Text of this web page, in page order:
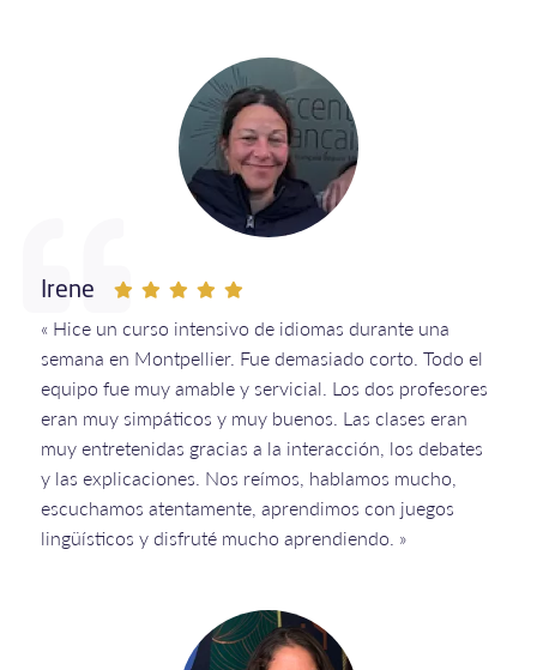
Irene
« Hice un curso intensivo de idiomas durante una
semana en Montpellier. Fue demasiado corto. Todo el
equipo fue muy amable y servicial. Los dos profesores
eran muy simpáticos y muy buenos. Las clases eran
muy entretenidas gracias a la interacción, los debates
y las explicaciones. Nos reímos, hablamos mucho,
escuchamos atentamente, aprendimos con juegos
lingüísticos y disfruté mucho aprendiendo. »